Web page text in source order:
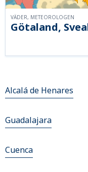
Götaland,
VÄDER, METEOROLOGEN
Alcalá de Henares
Guadalajara
Cuenca